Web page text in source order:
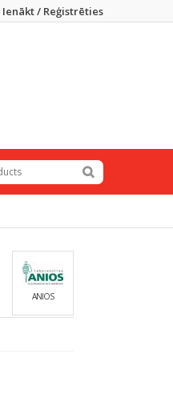
Ienākt / Reģistrēties
ANIOS